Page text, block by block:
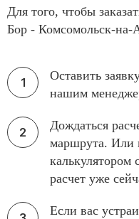
Для того, чтобы
Бор - Комсомольск-на-
Оставить
нашим
Дождаться
маршрута. Или
калькулятором
расчет уже
Если вас